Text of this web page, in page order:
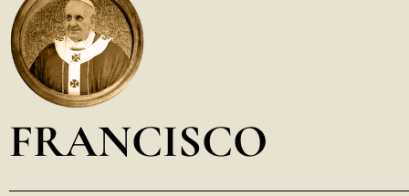
العربيّة
FRANCISCO